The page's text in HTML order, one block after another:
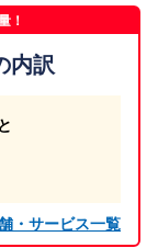
！
内訳
・サービス一覧